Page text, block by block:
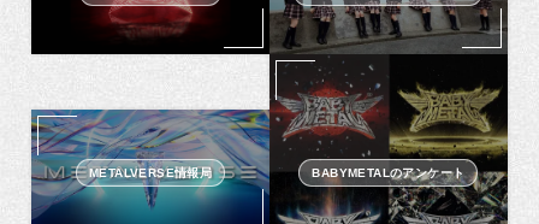
METALVERSE情報局 BABYMETALのアンケート